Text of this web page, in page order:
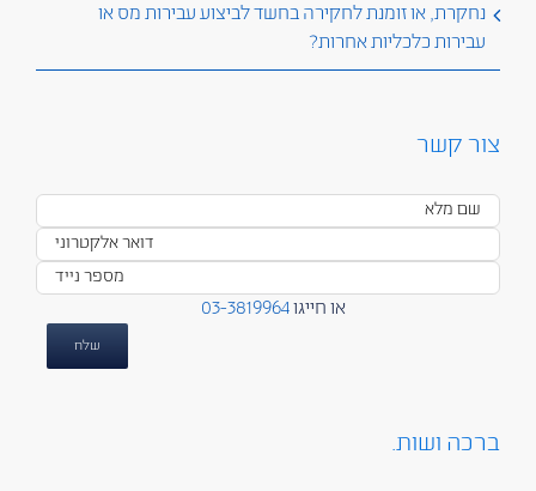
נחקרת, או זומנת לחקירה בחשד לביצוע עבירות מס או
עבירות כלכליות אחרות?
צור קשר
או חייגו03-3819964
ברכה ושות.